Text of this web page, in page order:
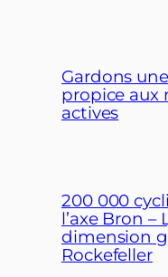
Gardons
propice aux
actives
200 000
l’axe Bron
dimension
Rockefeller